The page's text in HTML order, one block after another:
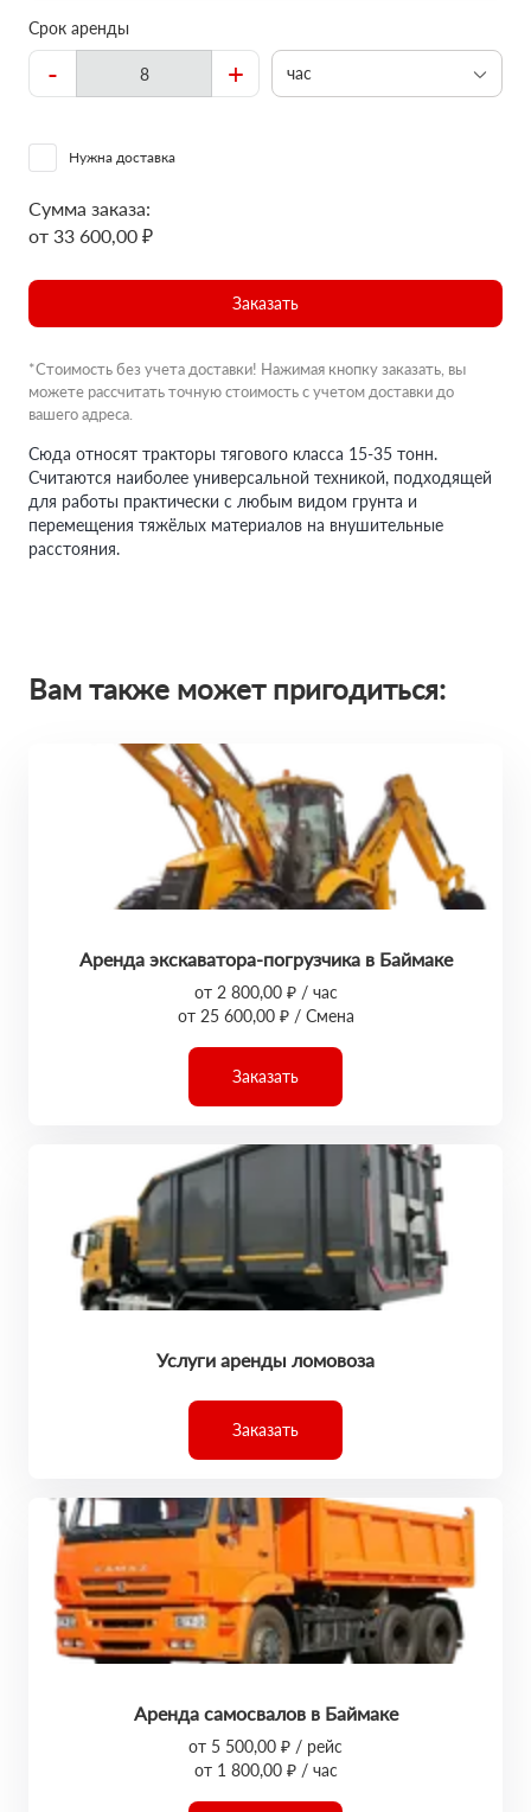
Срок аренды
- + час
Нужна доставка
Сумма заказа:
от 33 600,00 ₽
Заказать
*Стоимость без учета доставки! Нажимая кнопку заказать, вы
можете рассчитать точную стоимость с учетом доставки до
вашего адреса.
Сюда относят тракторы тягового класса 15-35 тонн.
Считаются наиболее универсальной техникой, подходящей
для работы практически с любым видом грунта и
перемещения тяжёлых материалов на внушительные
расстояния.
Вам также может пригодиться:
Аренда экскаватора-погрузчика в Баймаке
от 2 800,00 ₽ / час
от 25 600,00 ₽ / Смена
Заказать
Услуги аренды ломовоза
Заказать
Аренда самосвалов в Баймаке
от 5 500,00 ₽ / рейс
от 1 800,00 ₽ / час